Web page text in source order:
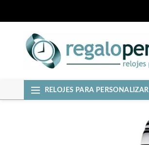
RELOJES PARA PERSONALIZAR